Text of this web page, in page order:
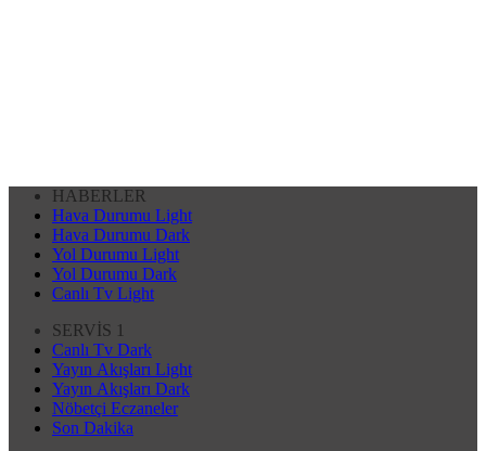
HABERLER
Hava Durumu Light
Hava Durumu Dark
Yol Durumu Light
Yol Durumu Dark
Canlı Tv Light
SERVİS 1
Canlı Tv Dark
Yayın Akışları Light
Yayın Akışları Dark
Nöbetçi Eczaneler
Son Dakika